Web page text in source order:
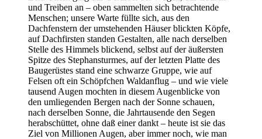
und Treiben an – oben sammelten sich betrachtende
Menschen; unsere Warte füllte sich, aus den
Dachfenstern der umstehenden Häuser blickten Köpfe,
auf Dachfirsten standen Gestalten, alle nach derselben
Stelle des Himmels blickend, selbst auf der äußersten
Spitze des Stephansturmes, auf der letzten Platte des
Baugerüstes stand eine schwarze Gruppe, wie auf
Felsen oft ein Schöpfchen Waldanflug – und wie viele
tausend Augen mochten in diesem Augenblicke von
den umliegenden Bergen nach der Sonne schauen,
nach derselben Sonne, die Jahrtausende den Segen
herabschüttet, ohne daß einer dankt – heute ist sie das
Ziel von Millionen Augen, aber immer noch, wie man